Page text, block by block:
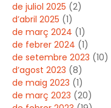
de juliol 2025 (2)
d’abril 2025 (1)
de març 2024 (1)
de febrer 2024 (1)
de setembre 2023 (10)
d’agost 2023 (8)
de maig 2023 (1)
de març 2023 (20)